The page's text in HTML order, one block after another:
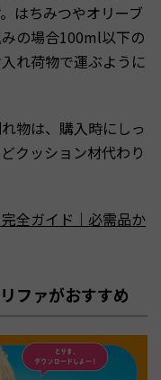
はちみつやオリーブ
の場合100ml以下の
れ荷物で運ぶように
物は、購入時にしっ
クッション材代わり
全ガイド｜必需品か
ファがおすすめ